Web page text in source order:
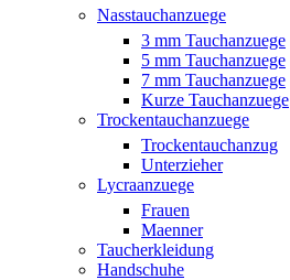
Nasstauchanzuege
3 mm Tauchanzuege
5 mm Tauchanzuege
7 mm Tauchanzuege
Kurze Tauchanzuege
Trockentauchanzuege
Trockentauchanzug
Unterzieher
Lycraanzuege
Frauen
Maenner
Taucherkleidung
Handschuhe